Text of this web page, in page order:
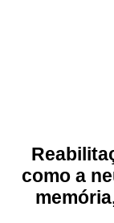
como a